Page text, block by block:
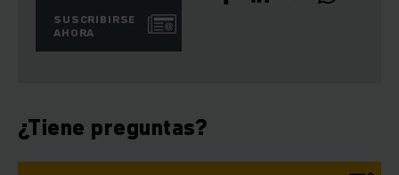
SUSCRIBIRSE
AHORA
¿Tiene preguntas?